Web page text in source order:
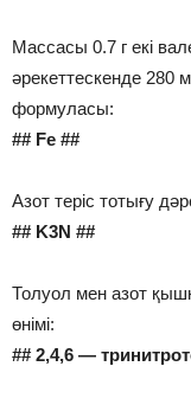
Массасы 0.7 г екі
әрекеттескенде 280
формуласы:
## Fe ##
Азот теріс тотығу
## K3N ##
Толуол мен азот
өнімі:
## 2,4,6 —